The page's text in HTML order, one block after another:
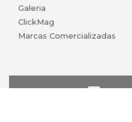
Galeria
ClickMag
Marcas Comercializadas